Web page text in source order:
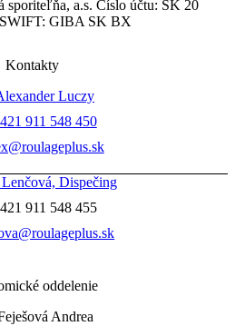
sporiteľňa, a.s. Číslo účtu: SK 20
GIBA SK BX
Kontakty
Luczy
911 548 450
Dispečing
911 548 455
oddelenie
Andrea